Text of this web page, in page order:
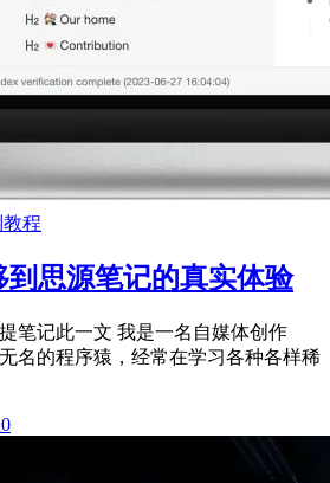
程
思源笔记的真实体验
笔记此一文 我是一名自媒体创作
名的程序猿，经常在学习各种各样稀
0